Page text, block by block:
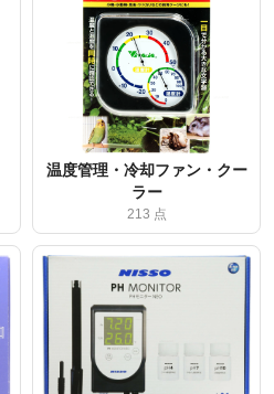
温度管理・冷却ファン・クー
ラー
213 点